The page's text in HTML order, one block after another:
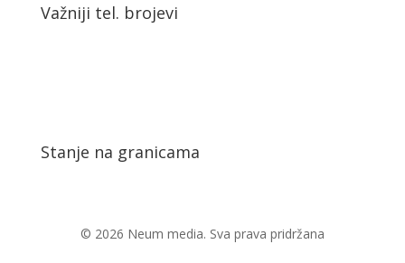
Važniji tel. brojevi
Stanje na granicama
© 2026 Neum media. Sva prava pridržana